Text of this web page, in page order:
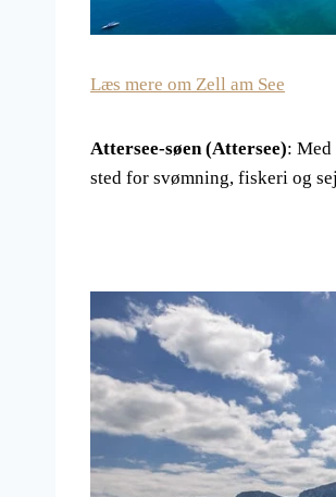
Læs mere om Zell am See
Attersee-søen (Attersee):
sted for svømning, fiskeri og